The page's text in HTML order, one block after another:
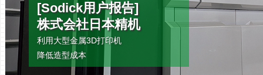
[Sodick用户报告]
株式会社日本精机
利用大型金属3D打印机
降低造型成本